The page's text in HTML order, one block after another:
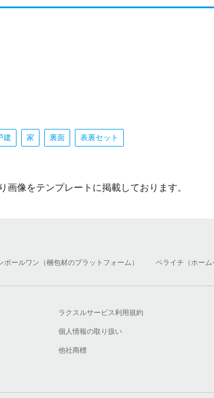
建 家 裏面 表裏セット
像をテンプレートに掲載しております。
ボールワン（梱包材のプラットフォーム） ペライチ（ホーム
ラクスルサービス利用規約
個人情報の取り扱い
他社商標